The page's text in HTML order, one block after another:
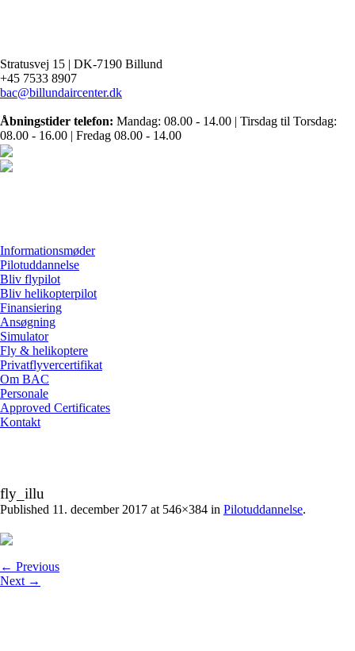
Stratusvej 15 | DK-7190 Billund
+45 7533 8907
bac@billundaircenter.dk
Åbningstider telefon: Mandag: 08.00 - 14.00 | Tirsdag til Torsdag:
08.00 - 16.00 | Fredag 08.00 - 14.00
Informationsmøder
Pilotuddannelse
Bliv flypilot
Bliv helikopterpilot
Finansiering
Ansøgning
Simulator
Fly & helikoptere
Privatflyvercertifikat
Om BAC
Personale
Approved Certificates
Kontakt
fly_illu
Published 11. december 2017 at 546×384 in Pilotuddannelse.
← Previous
Next →